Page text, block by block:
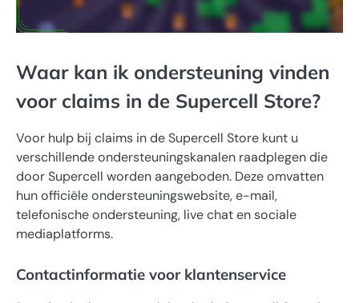
Waar kan ik ondersteuning vinden
voor claims in de Supercell Store?
Voor hulp bij claims in de Supercell Store kunt u
verschillende ondersteuningskanalen raadplegen die
door Supercell worden aangeboden. Deze omvatten
hun officiële ondersteuningswebsite, e-mail,
telefonische ondersteuning, live chat en sociale
mediaplatforms.
Contactinformatie voor klantenservice